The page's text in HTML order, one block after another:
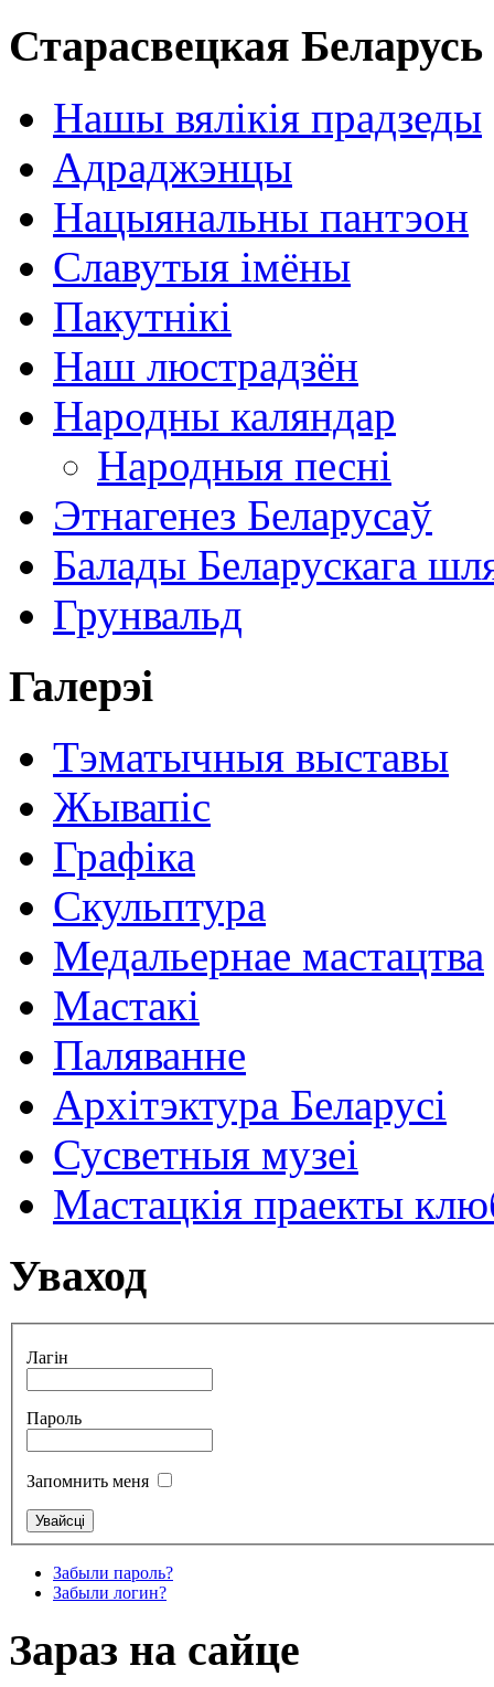
Старасвецкая Беларусь
Нашы вялікія прадзеды
Адраджэнцы
Нацыянальны пантэон
Славутыя імёны
Пакутнікі
Наш люстрадзён
Народны каляндар
Народныя песні
Этнагенез Беларусаў
Балады Беларускага
Грунвальд
Галерэі
Тэматычныя выставы
Жывапіс
Графіка
Скульптура
Медальернае мастацтва
Мастакі
Паляванне
Архітэктура Беларусі
Сусветныя музеі
Мастацкія праекты
Уваход
Лагін
Пароль
Запомнить меня
Забыли пароль?
Забыли логин?
Зараз на сайце